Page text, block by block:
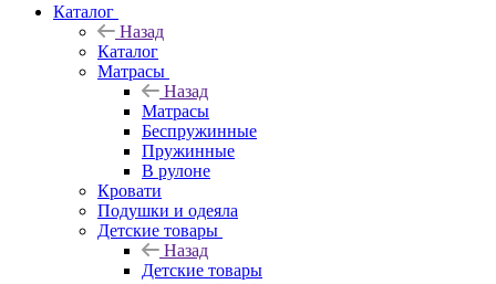
Каталог
Назад
Каталог
Матрасы
Назад
Матрасы
Беспружинные
Пружинные
В рулоне
Кровати
Подушки и одеяла
Детские товары
Назад
Детские товары